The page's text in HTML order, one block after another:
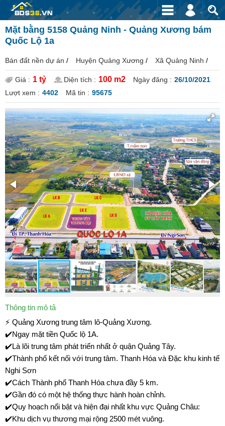
Mặt bằng 5158 Quảng Ninh - Quảng Xương bám
Quốc Lộ 1a
Bán đất nền dự án / Huyện Quảng Xương / Xã Quảng Ninh /
Giá : 1 tỷ Diện tích : 100 m2 Ngày đăng : 26/10/2021
Lượt xem : 4402 Mã tin : 95675
Thông tin mô tả
⚡ Quảng Xương trung tâm lô-Quảng Xương.
✔️Ngay mặt tiền Quốc lộ 1A.
✔️Là lõi trung tâm phát triển nhất ở quận Quảng Tây.
✔️Thành phố kết nối với trung tâm. Thanh Hóa và Đặc khu kinh tế
Nghi Sơn
✔️Cách Thành phố Thanh Hóa chưa đầy 5 km.
✔️Gần đó có một hệ thống thực hành hoàn chỉnh.
✔️Quy hoạch nổi bật và hiện đại nhất khu vực Quảng Châu:
✔️Khu dịch vụ thương mại rộng 2500 mét vuông.